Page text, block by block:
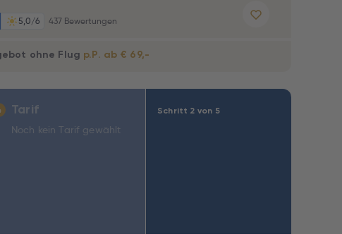
5,0/6 437 Bewertungen
ohne Flug p.P. ab € 69,-
Schritt 2 von 5
Tarif
Noch kein Tarif gewählt